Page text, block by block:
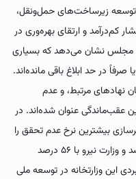
زیرساخت‌های حمل‌ونقل،
کم‌درآمد و ارتقای بهره‌وری در
مجلس نشان می‌دهد که بسیاری
صرفاً در حد ابلاغ باقی مانده‌اند.
نهادهای مرتبط، و عدم
عقب‌ماندگی عنوان شده‌اند. در
بیشترین نرخ عدم تحقق را
داشته است؛ حتی از وزارت اقتصاد با ۶۰ درصد و وزارت نیرو با ۵۶ درصد
این وزارتخانه در توسعه ملی